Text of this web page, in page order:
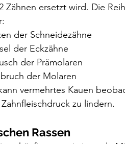
Zähnen ersetzt wird. Die
der Schneidezähne
der Eckzähne
der Prämolaren
der Molaren
vermehrtes Kauen
zu lindern.
Rassen